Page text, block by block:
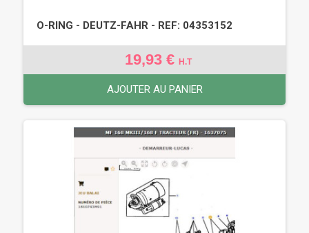
O-RING - DEUTZ-FAHR - REF: 04353152
19,93 € H.T
AJOUTER AU PANIER